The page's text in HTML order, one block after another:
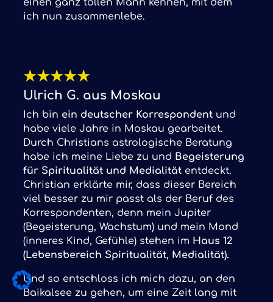
einen ganz tollen Mann kennen, mit dem
ich nun zusammenlebe.
★★★★★
Ulrich G. aus Moskau
Ich bin ein deutscher Korrespondent und
habe viele Jahre in Moskau gearbeitet.
Durch Christians astrologische Beratung
habe ich meine Liebe zu und Begeisterung
für Spiritualität und Medialität entdeckt.
Christian erklärte mir, dass dieser Bereich
viel besser zu mir passt als der Beruf des
Korrespondenten, denn mein Jupiter
(Begeisterung, Wachstum) und mein Mond
(inneres Kind, Gefühle) stehen im Haus 12
(Lebensbereich Spiritualität, Medialität).
Und so entschloss ich mich dazu, an den
Baikalsee zu gehen, um eine Zeit lang mit